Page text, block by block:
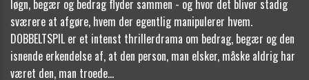
løgn, begær og bedrag flyder sammen - og hvor det bliver stadig
sværere at afgøre, hvem der egentlig manipulerer hvem.
DOBBELTSPIL er et intenst thrillerdrama om bedrag, begær og den
isnende erkendelse af, at den person, man elsker, måske aldrig har
været den, man troede...